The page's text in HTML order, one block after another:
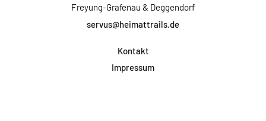
Freyung-Grafenau & Deggendorf
servus@heimattrails.de
Kontakt
Impressum